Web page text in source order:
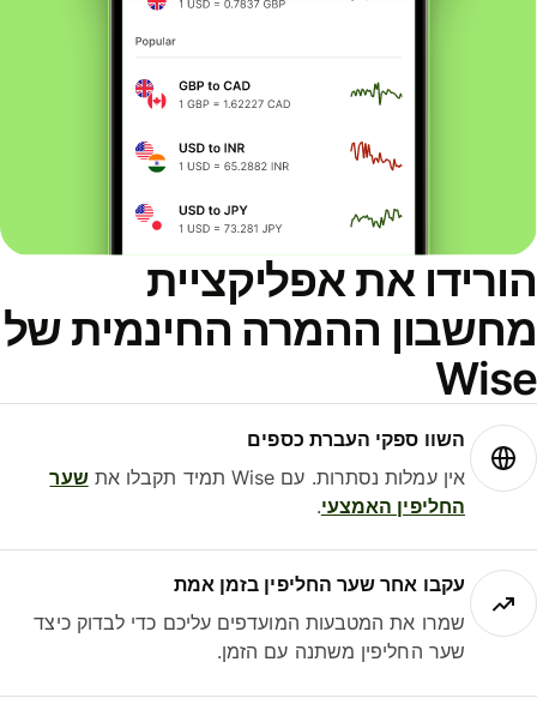
את אפליקציית
ההמרה החינמית של
השוו ספקי העברת כספים
אין עמלות נסתרות. עם Wise תמיד תקבלו את
שער
החליפין האמצעי.
עקבו אחר שער החליפין בזמן אמת
שמרו את המטבעות המועדפים עליכם כדי לבדוק כיצד
שער החליפין משתנה עם הזמן.